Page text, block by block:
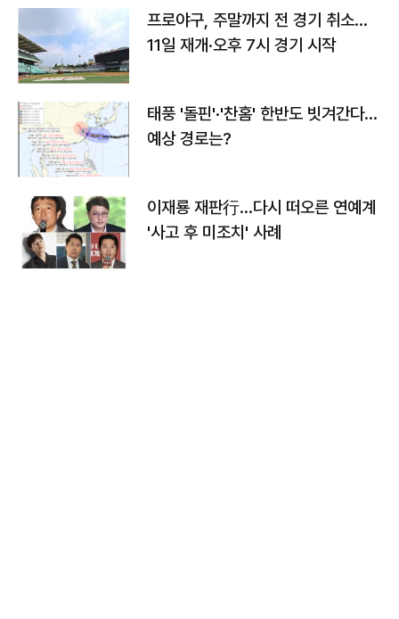
프로야구, 주말까지 전 경기 취소…
11일 재개·오후 7시 경기 시작
태풍 '돌핀'·'찬홈' 한반도 빗겨간다…
예상 경로는?
이재룡 재판行…다시 떠오른 연예계
'사고 후 미조치' 사례